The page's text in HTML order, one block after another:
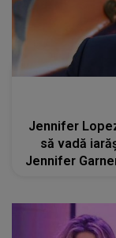
Jennifer
să vadă
Jennifer